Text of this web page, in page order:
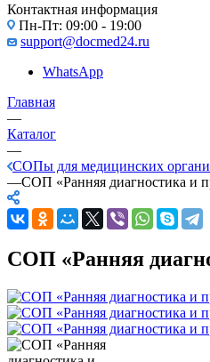
Контактная информация
Пн-Пт: 09:00 - 19:00
support@docmed24.ru
WhatsApp
Главная
—
Каталог
—
СОПы для медицинских
—СОП «Ранняя диагностика и
СОП «Ранняя